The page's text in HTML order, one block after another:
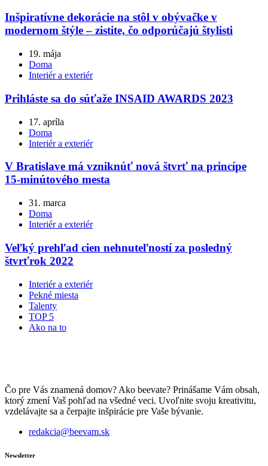
Inšpiratívne dekorácie na stôl v obývačke v
modernom štýle – zistite, čo odporúčajú štylisti
19. mája
Doma
Interiér a exteriér
Prihláste sa do súťaže INSAID AWARDS 2023
17. apríla
Doma
Interiér a exteriér
V Bratislave má vzniknúť nová štvrť na princípe
15-minútového mesta
31. marca
Doma
Interiér a exteriér
Veľký prehľad cien nehnuteľností za posledný
štvrťrok 2022
Interiér a exteriér
Pekné miesta
Talenty
TOP 5
Ako na to
Čo pre Vás znamená domov? Ako beevate? Prinášame Vám obsah,
ktorý zmení Vaš pohľad na všedné veci. Uvoľnite svoju kreativitu,
vzdelávajte sa a čerpajte inšpirácie pre Vaše bývanie.
redakcia@beevam.sk
Newsletter